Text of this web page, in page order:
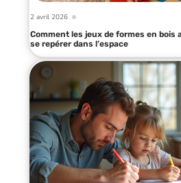
2 avril 2026
Comment les jeux de formes en bois
se repérer dans l’espace